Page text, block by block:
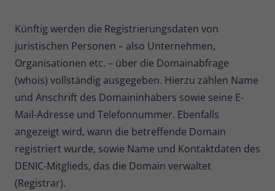
Künftig werden die Registrierungsdaten von
juristischen Personen – also Unternehmen,
Organisationen etc. – über die Domainabfrage
(whois) vollständig ausgegeben. Hierzu zählen Name
und Anschrift des Domaininhabers sowie seine E-
Mail-Adresse und Telefonnummer. Ebenfalls
angezeigt wird, wann die betreffende Domain
registriert wurde, sowie Name und Kontaktdaten des
DENIC-Mitglieds, das die Domain verwaltet
(Registrar).